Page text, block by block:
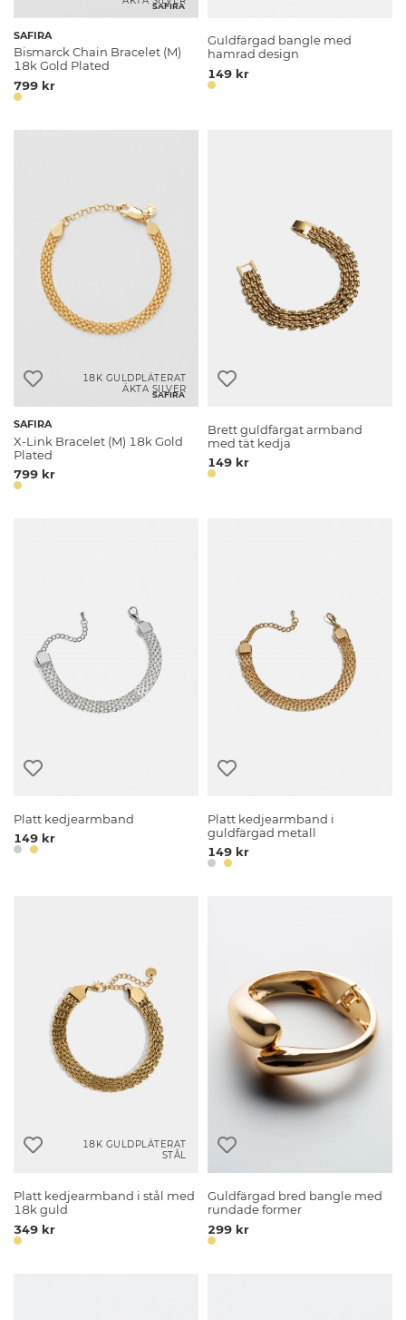
SAFIRA
SAFIRA
Bismarck Chain Bracelet (M)
18k Gold Plated
799 kr
Guldfärgad bangle med
hamrad design
149 kr
SAFIRA
18K GULDPLÄTERAT
ÄKTA SILVER
SAFIRA
X-Link Bracelet (M) 18k Gold
Plated
799 kr
Brett guldfärgat armband
med tät kedja
149 kr
Platt kedjearmband
149 kr
Platt kedjearmband i
guldfärgad metall
149 kr
18K GULDPLÄTERAT
STÅL
Platt kedjearmband i stål med
18k guld
349 kr
Guldfärgad bred bangle med
rundade former
299 kr